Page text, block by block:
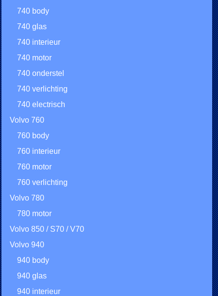
740 body
740 glas
740 interieur
740 motor
740 onderstel
740 verlichting
740 electrisch
Volvo 760
760 body
760 interieur
760 motor
760 verlichting
Volvo 780
780 motor
Volvo 850 / S70 / V70
Volvo 940
940 body
940 glas
940 interieur